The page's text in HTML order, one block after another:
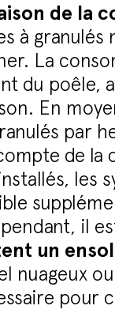
de la
à
La
du poêle,
En
par
de la
les
il
un
nuageux
pour